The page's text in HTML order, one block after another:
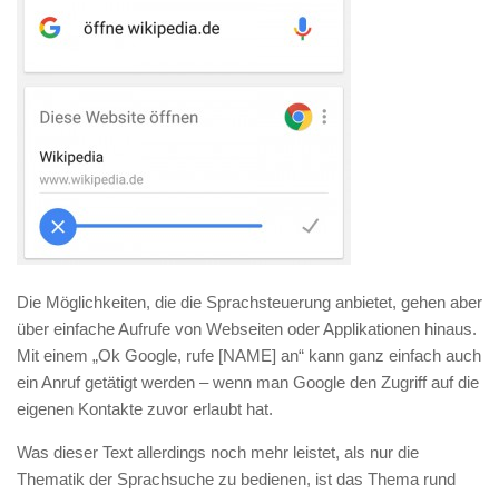
Die Möglichkeiten, die die Sprachsteuerung anbietet, gehen aber
über einfache Aufrufe von Webseiten oder Applikationen hinaus.
Mit einem „Ok Google, rufe [NAME] an“ kann ganz einfach auch
ein Anruf getätigt werden – wenn man Google den Zugriff auf die
eigenen Kontakte zuvor erlaubt hat.
Was dieser Text allerdings noch mehr leistet, als nur die
Thematik der Sprachsuche zu bedienen, ist das Thema rund